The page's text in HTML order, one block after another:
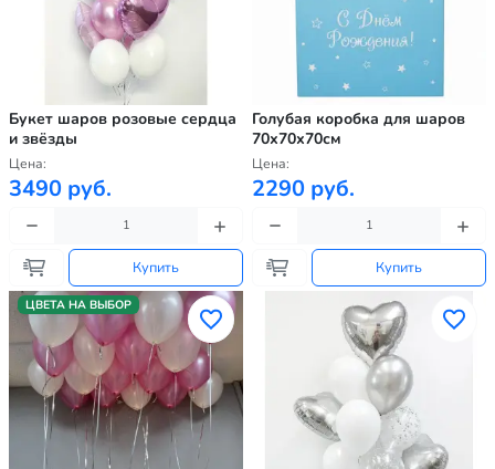
Букет шаров розовые сердца
и звёзды
Цена:
3490 руб.
Купить
Голубая коробка для шаров
70х70х70см
Цена:
2290 руб.
Купить
ЦВЕТА НА ВЫБОР